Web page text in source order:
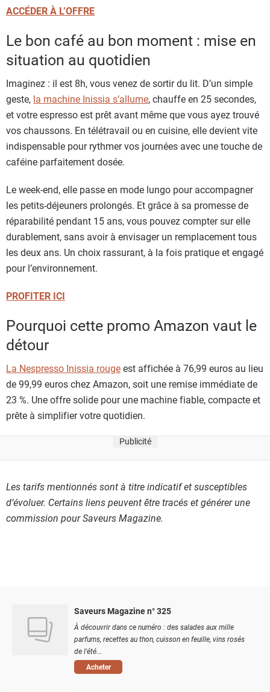
ACCÉDER À L’OFFRE
Le bon café au bon moment : mise en
situation au quotidien
Imaginez : il est 8h, vous venez de sortir du lit. D’un simple
geste, la machine Inissia s’allume, chauffe en 25 secondes,
et votre espresso est prêt avant même que vous ayez trouvé
vos chaussons. En télétravail ou en cuisine, elle devient vite
indispensable pour rythmer vos journées avec une touche de
caféine parfaitement dosée.
Le week-end, elle passe en mode lungo pour accompagner
les petits-déjeuners prolongés. Et grâce à sa promesse de
réparabilité pendant 15 ans, vous pouvez compter sur elle
durablement, sans avoir à envisager un remplacement tous
les deux ans. Un choix rassurant, à la fois pratique et engagé
pour l’environnement.
PROFITER ICI
Pourquoi cette promo Amazon vaut le
détour
La Nespresso Inissia rougeest affichée à 76,99 euros au lieu
de 99,99 euros chez Amazon, soit une remise immédiate de
23 %. Une offre solide pour une machine fiable, compacte et
prête à simplifier votre quotidien.
Publicité
Les tarifs mentionnés sont à titre indicatif et susceptibles
d’évoluer. Certains liens peuvent être tracés et générer une
commission pour Saveurs Magazine.
Saveurs Magazine n° 325
À découvrir dans ce numéro : des salades aux mille
parfums, recettes au thon, cuisson en feuille, vins rosés
de l'été...
Acheter